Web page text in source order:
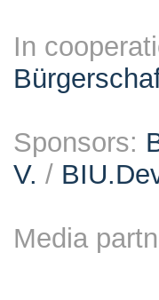
In
Sponsors:
V. /
Media